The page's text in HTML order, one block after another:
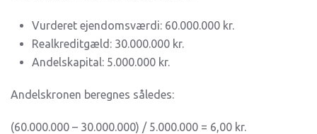
Vurderet ejendomsværdi: 60.000.000 kr.
Realkreditgæld: 30.000.000 kr.
Andelskapital: 5.000.000 kr.
Andelskronen beregnes således:
(60.000.000 – 30.000.000) / 5.000.000 = 6,00 kr.